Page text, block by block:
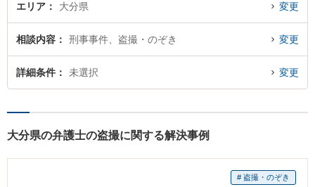
エリア 大分県 変更
相談内容 刑事事件、盗撮・のぞき 変更
詳細条件 未選択 変更
大分県の弁護士の盗撮に関する解決事例
# 盗撮・のぞき